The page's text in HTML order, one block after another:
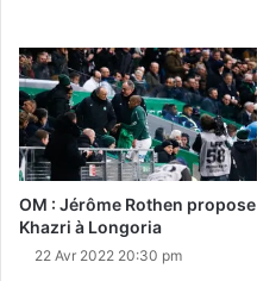
OM : Jérôme Rothen propose
Khazri à Longoria
22 Avr 2022 20:30 pm